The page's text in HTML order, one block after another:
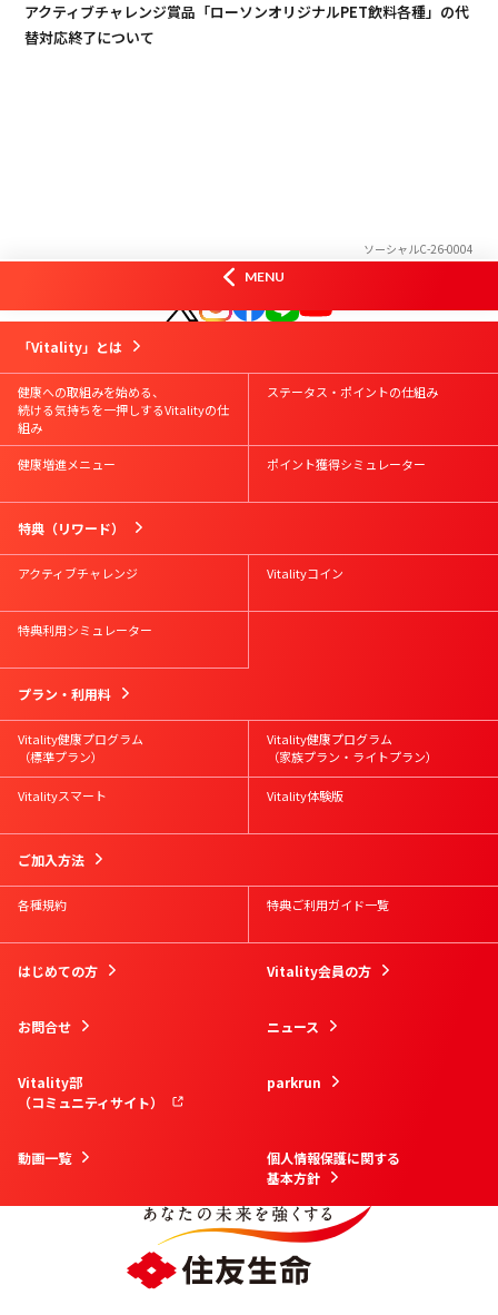
アクティブチャレンジ賞品「ローソンオリジナルPET飲料各種」の代
替対応終了について
ソーシャルC-26-0004
MENU
Vitalityスマートお申込み Vitality体験版お申込み
オフィシャルSNS
「Vitality」とは
健康への取組みを始める、
続ける気持ちを一押しするVitalityの仕
組み
ステータス・ポイントの仕組み
健康増進メニュー ポイント獲得シミュレーター
特典（リワード）
アクティブチャレンジ Vitalityコイン
特典利用シミュレーター
プラン・利用料
Vitality健康プログラム
（標準プラン）
Vitality健康プログラム
（家族プラン・ライトプラン）
Vitalityスマート Vitality体験版
ご加入方法
各種規約 特典ご利用ガイド一覧
はじめての方 Vitality会員の方
お問合せ ニュース
Vitality部
（コミュニティサイト）
parkrun
動画一覧
個人情報保護に関する
基本方針